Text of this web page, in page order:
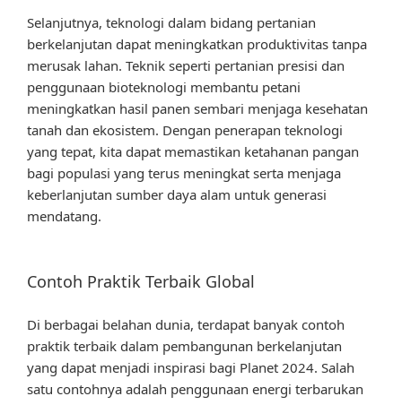
Selanjutnya, teknologi dalam bidang pertanian
berkelanjutan dapat meningkatkan produktivitas tanpa
merusak lahan. Teknik seperti pertanian presisi dan
penggunaan bioteknologi membantu petani
meningkatkan hasil panen sembari menjaga kesehatan
tanah dan ekosistem. Dengan penerapan teknologi
yang tepat, kita dapat memastikan ketahanan pangan
bagi populasi yang terus meningkat serta menjaga
keberlanjutan sumber daya alam untuk generasi
mendatang.
Contoh Praktik Terbaik Global
Di berbagai belahan dunia, terdapat banyak contoh
praktik terbaik dalam pembangunan berkelanjutan
yang dapat menjadi inspirasi bagi Planet 2024. Salah
satu contohnya adalah penggunaan energi terbarukan